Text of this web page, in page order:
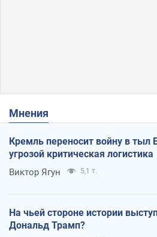
Мнения
Кремль переносит войну в тыл
угрозой критическая логистика
Виктор Ягун 5,1 т.
На чьей стороне истории
Дональд Трамп?